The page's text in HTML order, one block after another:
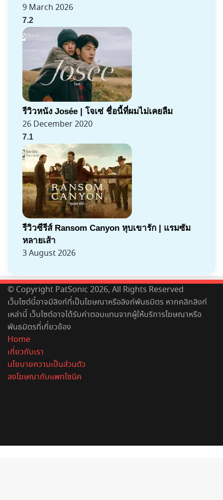
9 March 2026
7.2
รีวิวหนัง Josée | โจเซ่ ชื่อนี้ที่ผมไม่เคยลืม
26 December 2020
7.1
รีวิวซีรีส์ Ransom Canyon หุบเขารัก | แรมซัม
หลายเส้า
3 August 2026
© Copyright PatSonic 2026, All Rights Reserved
เว็บไซต์นี้อาจมีลิงก์ที่เป็นโฆษณาหรือลิงก์พันธมิตร หากคลิกลิงก์
เหล่านี้ เว็บไซต์อาจได้รับค่าตอบแทนจากผู้ให้บริการโฆษณาหรือ
พันธมิตรที่เกี่ยวข้อง
Home
เกี่ยวกับเรา
นโยบายความเป็นส่วนตัว
ลงโฆษณากับแพทโซนิค